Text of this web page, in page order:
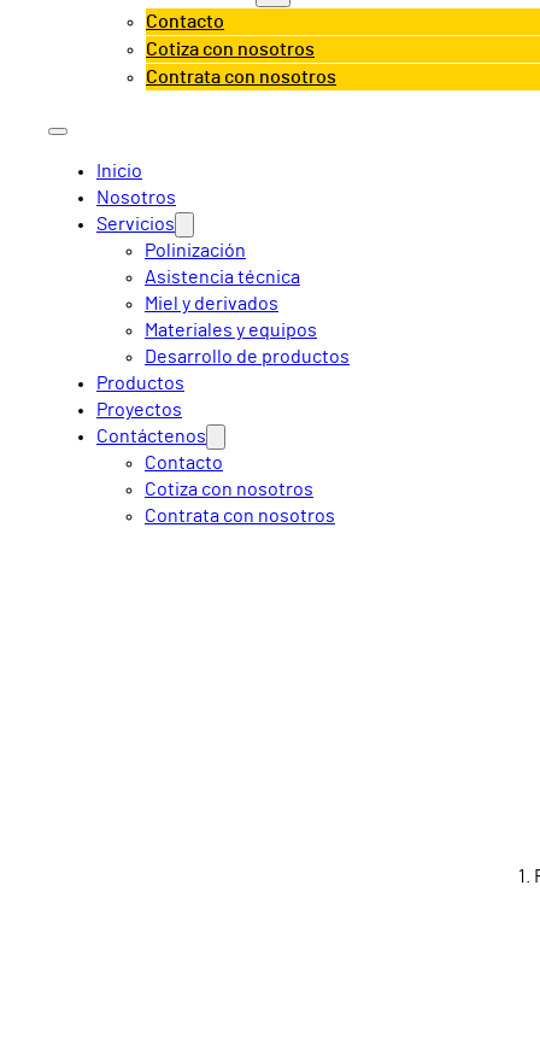
Contacto
Cotiza con nosotros
Contrata con nosotros
Inicio
Nosotros
Servicios
Polinización
Asistencia técnica
Miel y derivados
Materiales y equipos
Desarrollo de productos
Productos
Proyectos
Contáctenos
Contacto
Cotiza con nosotros
Contrata con nosotros
1.